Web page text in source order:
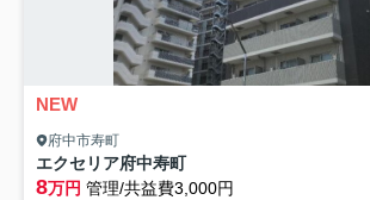
NEW
府中市寿町
エクセリア府中寿町
8万円 管理/共益費3,000円